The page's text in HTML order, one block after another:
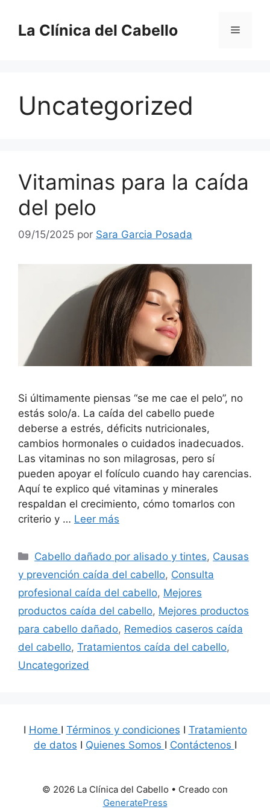
contenido
La Clínica del Cabello Menú
Uncategorized
Vitaminas para la caída
del pelo
09/15/2025 por Sara Garcia Posada
Si últimamente piensas “se me cae el pelo”, no
estás solo/a. La caída del cabello puede
deberse a estrés, déficits nutricionales,
cambios hormonales o cuidados inadecuados.
Las vitaminas no son milagrosas, pero sí
pueden apoyar el folículo cuando hay carencias.
Aquí te explico qué vitaminas y minerales
respaldan el crecimiento, cómo tomarlos con
criterio y … Leer más
Categorías
Cabello dañado por alisado y tintes, Causas
y prevención caída del cabello, Consulta
profesional caída del cabello, Mejores
productos caída del cabello, Mejores productos
para cabello dañado, Remedios caseros caída
del cabello, Tratamientos caída del cabello,
Uncategorized
I Home I Términos y condiciones I Tratamiento
de datos I Quienes Somos I Contáctenos I
© 2026 La Clínica del Cabello • Creado con
GeneratePress